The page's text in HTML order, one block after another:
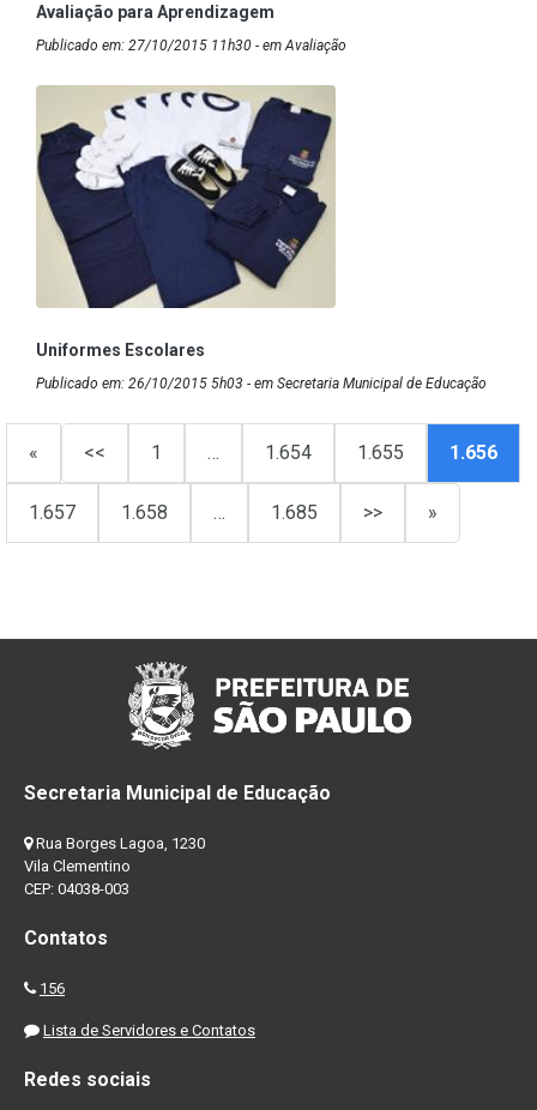
Avaliação para Aprendizagem
Publicado em: 27/10/2015 11h30 - em Avaliação
Uniformes Escolares
Publicado em: 26/10/2015 5h03 - em Secretaria Municipal de Educação
« << 1 … 1.654 1.655 1.656
1.657 1.658 … 1.685 >> »
Secretaria Municipal de Educação
Rua Borges Lagoa, 1230
Vila Clementino
CEP: 04038-003
Contatos
156
Lista de Servidores e Contatos
Redes sociais